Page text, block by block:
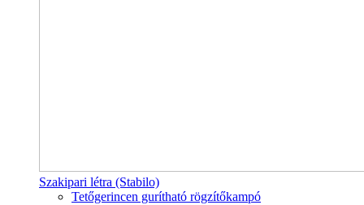
Szakipari létra (Stabilo)
Tetőgerincen gurítható rögzítőkampó